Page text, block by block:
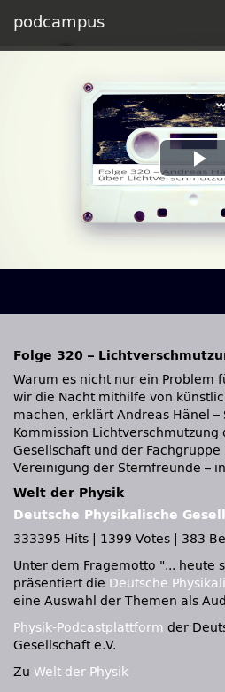
podcampus
Folge 320 –
Warum es nicht nur ein Problem
wir die Nacht mithilfe von
machen, erklärt Andreas Hänel –
Kommission Lichtverschmutzung
Gesellschaft und der Fachgruppe
Vereinigung der Sternfreunde –
Welt der Physik
Deutsche Physikalische
333395 Hits
1399 Votes
383
Unter dem Fragemotto
... heute
präsentiert die Deutsche
eine Auswahl der Themen als
Physik-Podcastplattform der
Gesellschaft e.V.
Zu Welt der Physik